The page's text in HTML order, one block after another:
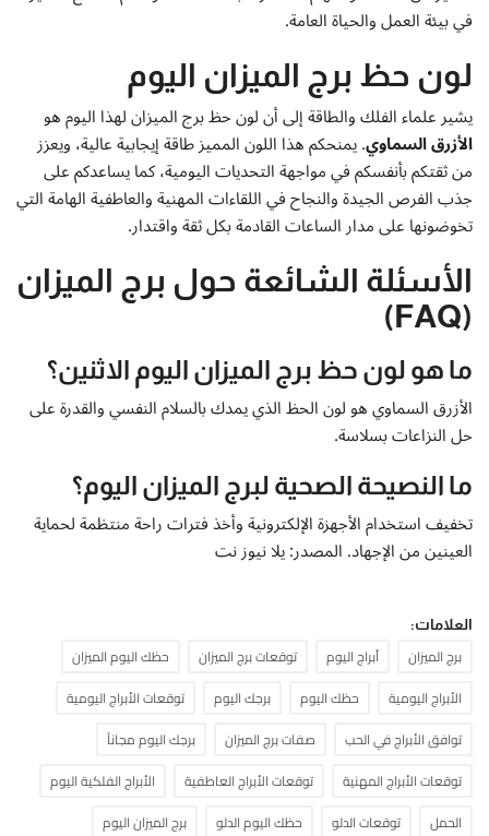
في بيئة العمل والحياة العامة.
لون حظ برج الميزان اليوم
يشير علماء الفلك والطاقة إلى أن لون حظ برج الميزان لهذا اليوم هو
الأزرق السماوي. يمنحكم هذا اللون المميز طاقة إيجابية عالية، ويعزز
من ثقتكم بأنفسكم في مواجهة التحديات اليومية، كما يساعدكم على
جذب الفرص الجيدة والنجاح في اللقاءات المهنية والعاطفية الهامة التي
تخوضونها على مدار الساعات القادمة بكل ثقة واقتدار.
الأسئلة الشائعة حول برج الميزان
(FAQ)
ما هو لون حظ برج الميزان اليوم الاثنين؟
الأزرق السماوي هو لون الحظ الذي يمدك بالسلام النفسي والقدرة على
حل النزاعات بسلاسة.
ما النصيحة الصحية لبرج الميزان اليوم؟
تخفيف استخدام الأجهزة الإلكترونية وأخذ فترات راحة منتظمة لحماية
العينين من الإجهاد. المصدر: يلا نيوز نت
العلامات:
برج الميزان أبراج اليوم توقعات برج الميزان
حظك اليوم الميزان
الأبراج اليومية
حظك اليوم برجك اليوم
توقعات الأبراج اليومية
توافق الأبراج في الحب
صفات برج الميزان
برجك اليوم مجاناً
توقعات الأبراج المهنية
توقعات الأبراج العاطفية
الأبراج الفلكية اليوم
الحمل
توقعات الدلو حظك اليوم الدلو
برج الميزان اليوم